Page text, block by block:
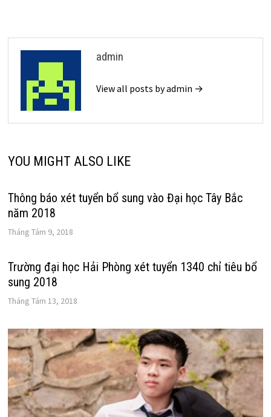
admin
View all posts by admin →
YOU MIGHT ALSO LIKE
Thông báo xét tuyển bổ sung vào Đại học Tây Bắc
năm 2018
Tháng Tám 9, 2018
Trường đại học Hải Phòng xét tuyển 1340 chỉ tiêu bổ
sung 2018
Tháng Tám 13, 2018